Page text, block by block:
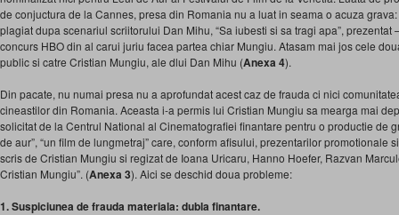
de conjuctura de la Cannes, presa din Romania nu a luat in seama o acuza
plagiat dupa scenariul scriitorului Dan Mihu, “Sa iubesti si sa tragi apa”, prezentat
concurs HBO din al carui juriu facea partea chiar Mungiu. Atasam mai jos cele
public si catre Cristian Mungiu, ale dlui Dan Mihu (Anexa 4).
Din pacate, nu numai presa nu a aprofundat acest caz de frauda ci nici
cineastilor din Romania. Aceasta i-a permis lui Cristian Mungiu sa mearga mai
solicitat de la Centrul National al Cinematografiei finantare pentru o productie de
de aur”, “un film de lungmetraj” care, conform afisului, prezentarilor promotionale
scris de Cristian Mungiu si regizat de Ioana Uricaru, Hanno Hoefer, Razvan
Cristian Mungiu”. (Anexa 3). Aici se deschid doua probleme:
1. Suspiciunea de frauda materiala: dubla finantare.